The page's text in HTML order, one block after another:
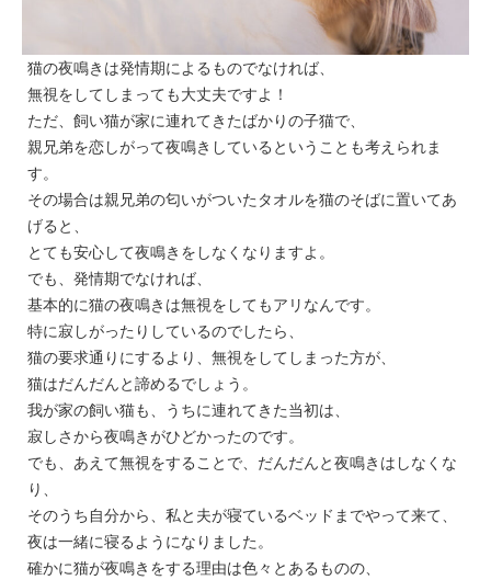
猫の夜鳴きは発情期によるものでなければ、
無視をしてしまっても大丈夫ですよ！
ただ、飼い猫が家に連れてきたばかりの子猫で、
親兄弟を恋しがって夜鳴きしているということも考えられま
す。
その場合は親兄弟の匂いがついたタオルを猫のそばに置いてあ
げると、
とても安心して夜鳴きをしなくなりますよ。
でも、発情期でなければ、
基本的に猫の夜鳴きは無視をしてもアリなんです。
特に寂しがったりしているのでしたら、
猫の要求通りにするより、無視をしてしまった方が、
猫はだんだんと諦めるでしょう。
我が家の飼い猫も、うちに連れてきた当初は、
寂しさから夜鳴きがひどかったのです。
でも、あえて無視をすることで、だんだんと夜鳴きはしなくな
り、
そのうち自分から、私と夫が寝ているベッドまでやって来て、
夜は一緒に寝るようになりました。
確かに猫が夜鳴きをする理由は色々とあるものの、